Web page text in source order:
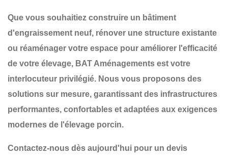
Que vous souhaitiez construire un bâtiment
d'engraissement neuf, rénover une structure existante
ou réaménager votre espace pour améliorer l'efficacité
de votre élevage, BAT Aménagements est votre
interlocuteur privilégié. Nous vous proposons des
solutions sur mesure, garantissant des infrastructures
performantes, confortables et adaptées aux exigences
modernes de l'élevage porcin.
Contactez-nous dès aujourd'hui pour un devis